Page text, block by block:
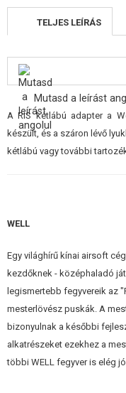
KIEGÉSZÍTŐK,
FEGYVER JAVÍTÁS ÉS
ÖNVÉDELMI
CÉLOK, LŐLAP
REKLÁM TÁRGYAK
SÉRÜLT, HASZNÁLT
HÍREK
KEDVEZMÉNYEK
TELJES LEÍRÁS
Mutasd a leírást
A RIS kétlábú adapter a
készült, és a száron lévő
kétlábú vagy további
WELL
Egy világhírű kínai airsoft
kezdőknek - középhaladó
legismertebb fegyvereik az
mesterlövész puskák. A
bizonyulnak a későbbi
alkatrészeket ezekhez a
többi WELL fegyver is elég